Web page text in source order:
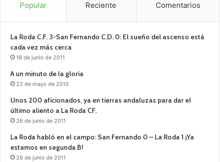
Popular Reciente Comentarios
La Roda C.F. 3-San Fernando C.D. 0: El sueño del ascenso está
cada vez más cerca
18 de junio de 2011
A un minuto de la gloria
22 de mayo de 2010
Unos 200 aficionados, ya en tierras andaluzas para dar el
último aliento a La Roda CF.
26 de junio de 2011
La Roda habló en el campo: San Fernando 0 – La Roda 1 ¡Ya
estamos en segunda B!
26 de junio de 2011